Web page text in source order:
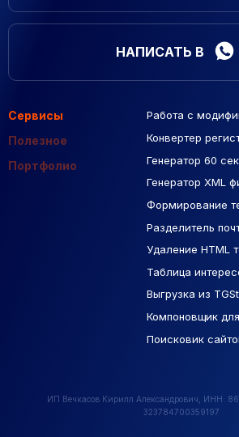
НАПИСАТЬ В
Сервисы
Полезное
Портфолио
Работа с
Конвертер
Генератор 60
Генератор XML
Формирование
Разделитель
Удаление HTML
Таблица
Выгрузка из
Компоновщик
Поисковик
Подборка сайтов
Макеты Figma
База Яндекс
РСЯ площадки
Созданные
Контекстная
ИП Вечкасов Кирилл Александрович, ИНН:
323784700359197